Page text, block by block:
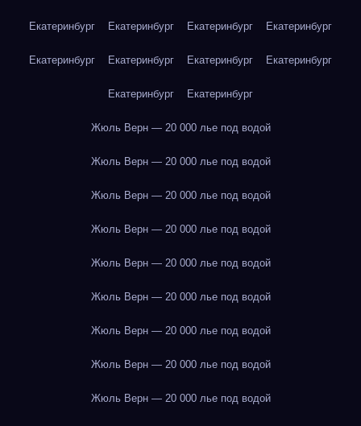
Екатеринбург Екатеринбург Екатеринбург Екатеринбург
Екатеринбург Екатеринбург Екатеринбург Екатеринбург
Екатеринбург Екатеринбург
Жюль Верн — 20 000 лье под водой
Жюль Верн — 20 000 лье под водой
Жюль Верн — 20 000 лье под водой
Жюль Верн — 20 000 лье под водой
Жюль Верн — 20 000 лье под водой
Жюль Верн — 20 000 лье под водой
Жюль Верн — 20 000 лье под водой
Жюль Верн — 20 000 лье под водой
Жюль Верн — 20 000 лье под водой